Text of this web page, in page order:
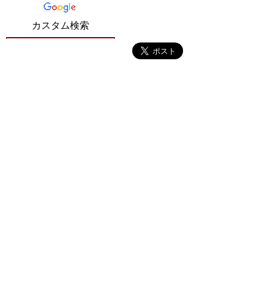
カスタム検索